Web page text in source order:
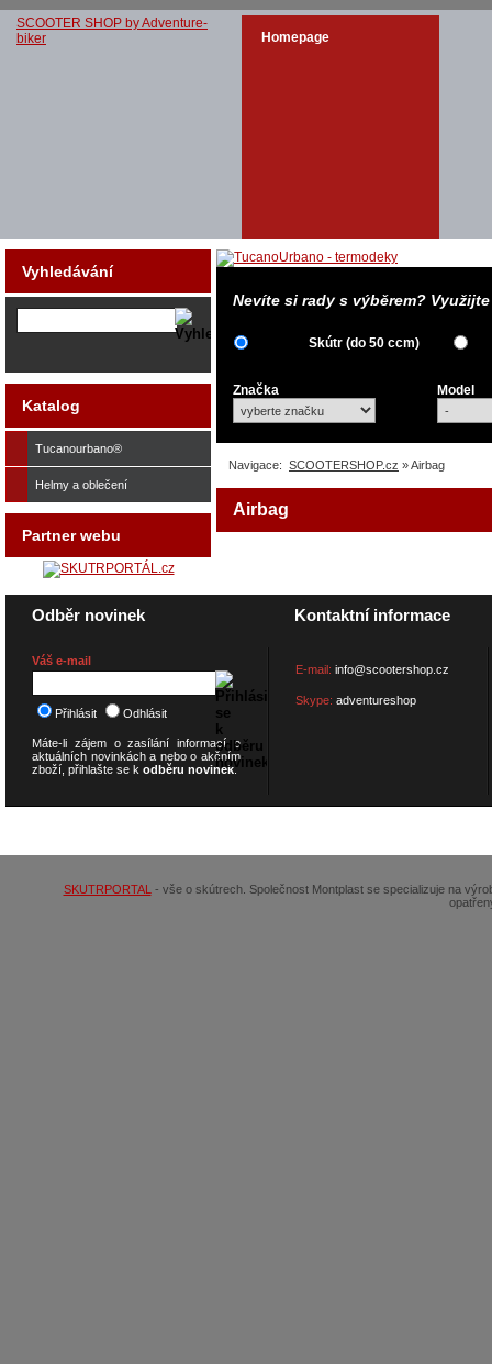
SCOOTER SHOP by Adventure-
biker
Homepage
Nevíte si rady s výběrem?
Skútr (do 50 ccm)
Značka Model
Navigace: SCOOTERSHOP.cz » Airbag
Airbag
Vyhledávání
Katalog
Tucanourbano®
Helmy a oblečení
Partner webu
Odběr novinek
Váš e-mail
Přihlásit Odhlásit
Máte-li zájem o zasílání informací o
aktuálních novinkách a nebo o akčním
zboží, přihlašte se k odběru novinek.
Kontaktní informace
E-mail: info@scootershop.cz
Skype: adventureshop
SKUTRPORTAL - vše o skútrech. Společnost Montplast se specializuje na